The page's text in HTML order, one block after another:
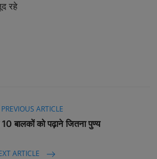
रहे
PREVIOUS ARTICLE
बालकों को पढ़ाने जितना पुण्य
ARTICLE